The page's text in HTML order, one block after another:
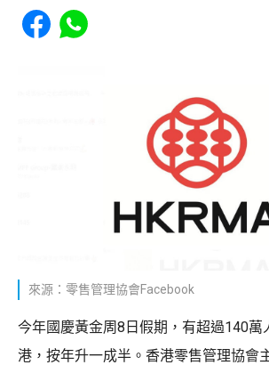
Share to Facebook
Share to WhatsApp
來源：零售管理協會Facebook
今年國慶黃金周8日假期，有超過140萬
港，按年升一成半。香港零售管理協會